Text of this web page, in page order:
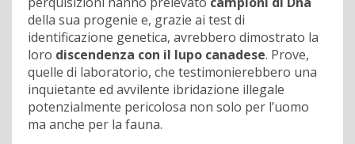
della sua progenie e, grazie ai test di
identificazione genetica, avrebbero dimostrato la
loro discendenza con il lupo canadese. Prove,
quelle di laboratorio, che testimonierebbero una
inquietante ed avvilente ibridazione illegale
potenzialmente pericolosa non solo per l’uomo
ma anche per la fauna.